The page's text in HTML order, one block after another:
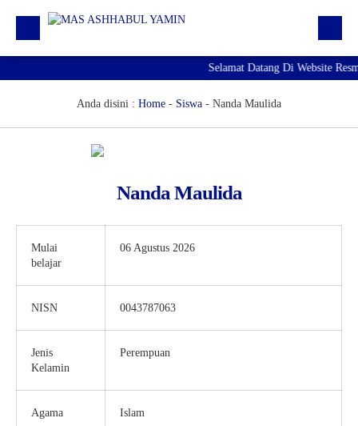
Siswa | Alumni
Agenda
Download
RDM
Selamat Datang Di Website
Anda disini : Home - Siswa - Nanda Maulida
Nanda Maulida
Mulai
belajar
06 Agustus 2026
NISN 0043787063
Jenis
Kelamin
Perempuan
Agama Islam